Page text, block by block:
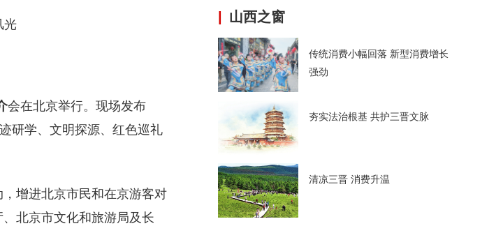
会在北京举行。现场发布
研学、文明探源、红色巡礼
增进北京市民和在京游客对
北京市文化和旅游局及长
山西之窗
传统消费小幅回落 新型消费增长
强劲
夯实法治根基 共护三晋文脉
清凉三晋 消费升温